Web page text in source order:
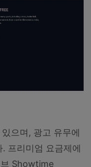
으며, 광고 유무에
프리미엄 요금제에
Showtime